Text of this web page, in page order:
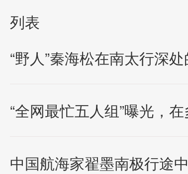
列表
“野人”秦海松在南太行深
“全网最忙五人组”曝光，
中国航海家翟墨南极行途